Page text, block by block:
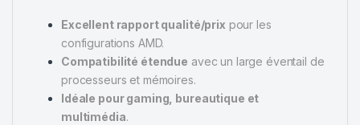
Excellent rapport qualité/prix pour les
configurations AMD.
Compatibilité étendue avec un large éventail de
processeurs et mémoires.
Idéale pour gaming, bureautique et
multimédia.